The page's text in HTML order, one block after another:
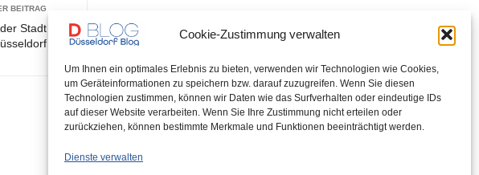
Cookie-Zustimmung verwalten
Um Ihnen ein optimales Erlebnis zu bieten, verwenden wir Technologien wie Cookies,
um Geräteinformationen zu speichern bzw. darauf zuzugreifen. Wenn Sie diesen
Technologien zustimmen, können wir Daten wie das Surfverhalten oder eindeutige IDs
auf dieser Website verarbeiten. Wenn Sie Ihre Zustimmung nicht erteilen oder
zurückziehen, können bestimmte Merkmale und Funktionen beeinträchtigt werden.
Dienste verwalten
BEITRAG
Stadt